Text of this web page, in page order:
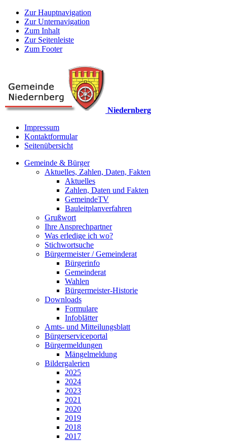
Zur Hauptnavigation
Zur Unternavigation
Zum Inhalt
Zur Seitenleiste
Zum Footer
Niedernberg
Impressum
Kontaktformular
Seitenübersicht
Gemeinde & Bürger
Aktuelles, Zahlen, Daten, Fakten
Aktuelles
Zahlen, Daten und Fakten
GemeindeTV
Bauleitplanverfahren
Grußwort
Ihre Ansprechpartner
Was erledige ich wo?
Stichwortsuche
Bürgermeister / Gemeinderat
Bürgerinfo
Gemeinderat
Wahlen
Bürgermeister-Historie
Downloads
Formulare
Infoblätter
Amts- und Mitteilungsblatt
Bürgerserviceportal
Bürgermeldungen
Mängelmeldung
Bildergalerien
2025
2024
2023
2021
2020
2019
2018
2017